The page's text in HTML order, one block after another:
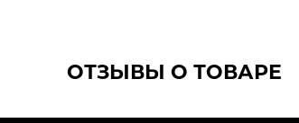
ОТЗЫВЫ О ТОВАРЕ